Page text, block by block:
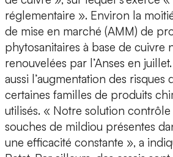
réglementaire ». Environ la
de mise en marché (AMM) de
phytosanitaires à base de cuivre
renouvelées par l’Anses en
aussi l’augmentation des risques
certaines familles de produits
utilisés. « Notre solution contrôle
souches de mildiou présentes
une efficacité constante », a